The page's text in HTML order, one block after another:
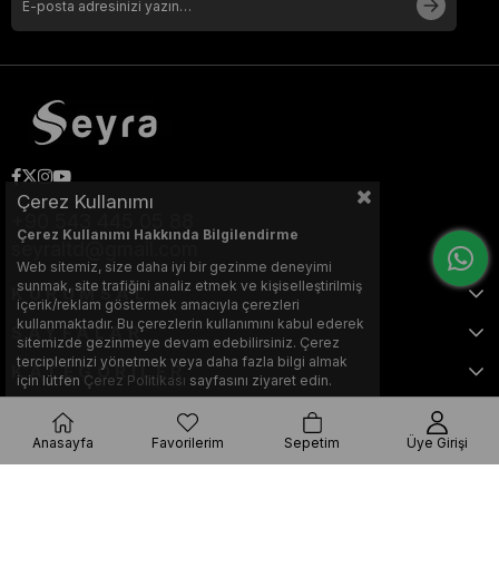
seyraltd@gmail.com
KURUMSAL
SAYFALAR
KATEGORİLER
Bu web sitesi, Nihat KILIÇARSLAN tarafından tasarlanmış ve optimize
Çerez Kullanımı
Çerez Kullanımı Hakkında Bilgilendirme
Web sitemiz, size daha iyi bir gezinme deneyimi
sunmak, site trafiğini analiz etmek ve kişiselleştirilmiş
içerik/reklam göstermek amacıyla çerezleri
kullanmaktadır. Bu çerezlerin kullanımını kabul ederek
sitemizde gezinmeye devam edebilirsiniz. Çerez
terciplerinizi yönetmek veya daha fazla bilgi almak
için lütfen Çerez Politikası sayfasını ziyaret edin.
Anasayfa Favorilerim Sepetim Üye Girişi